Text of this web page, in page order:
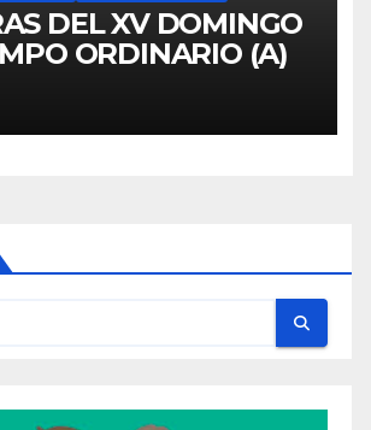
DEL XV DOMINGO
ORDINARIO (A)